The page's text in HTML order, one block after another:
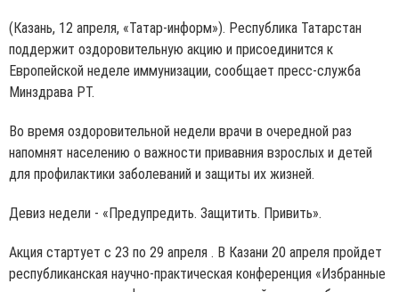
(Казань, 12 апреля, «Татар-информ»). Республика Татарстан
поддержит оздоровительную акцию и присоединится к
Европейской неделе иммунизации, сообщает пресс-служба
Минздрава РТ.
Во время оздоровительной недели врачи в очередной раз
напомнят населению о важности привавния взрослых и детей
для профилактики заболеваний и защиты их жизней.
Девиз недели - «Предупредить. Защитить. Привить».
Акция стартует с 23 по 29 апреля . В Казани 20 апреля пройдет
республиканская научно-практическая конференция «Избранные